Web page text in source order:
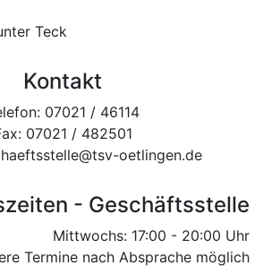
Teck
Kontakt
07021 / 46114
07021 / 482501
oetlingen.de
- Geschäftsstelle
Mittwochs: 17:00 - 20:00 Uhr
Termine nach Absprache möglich